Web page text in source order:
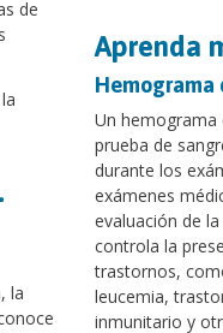
de
la
Aprenda
Hemograma
Un
prueba de
durante los
exámenes
evaluación de
controla la
trastornos,
leucemia,
inmunitario y